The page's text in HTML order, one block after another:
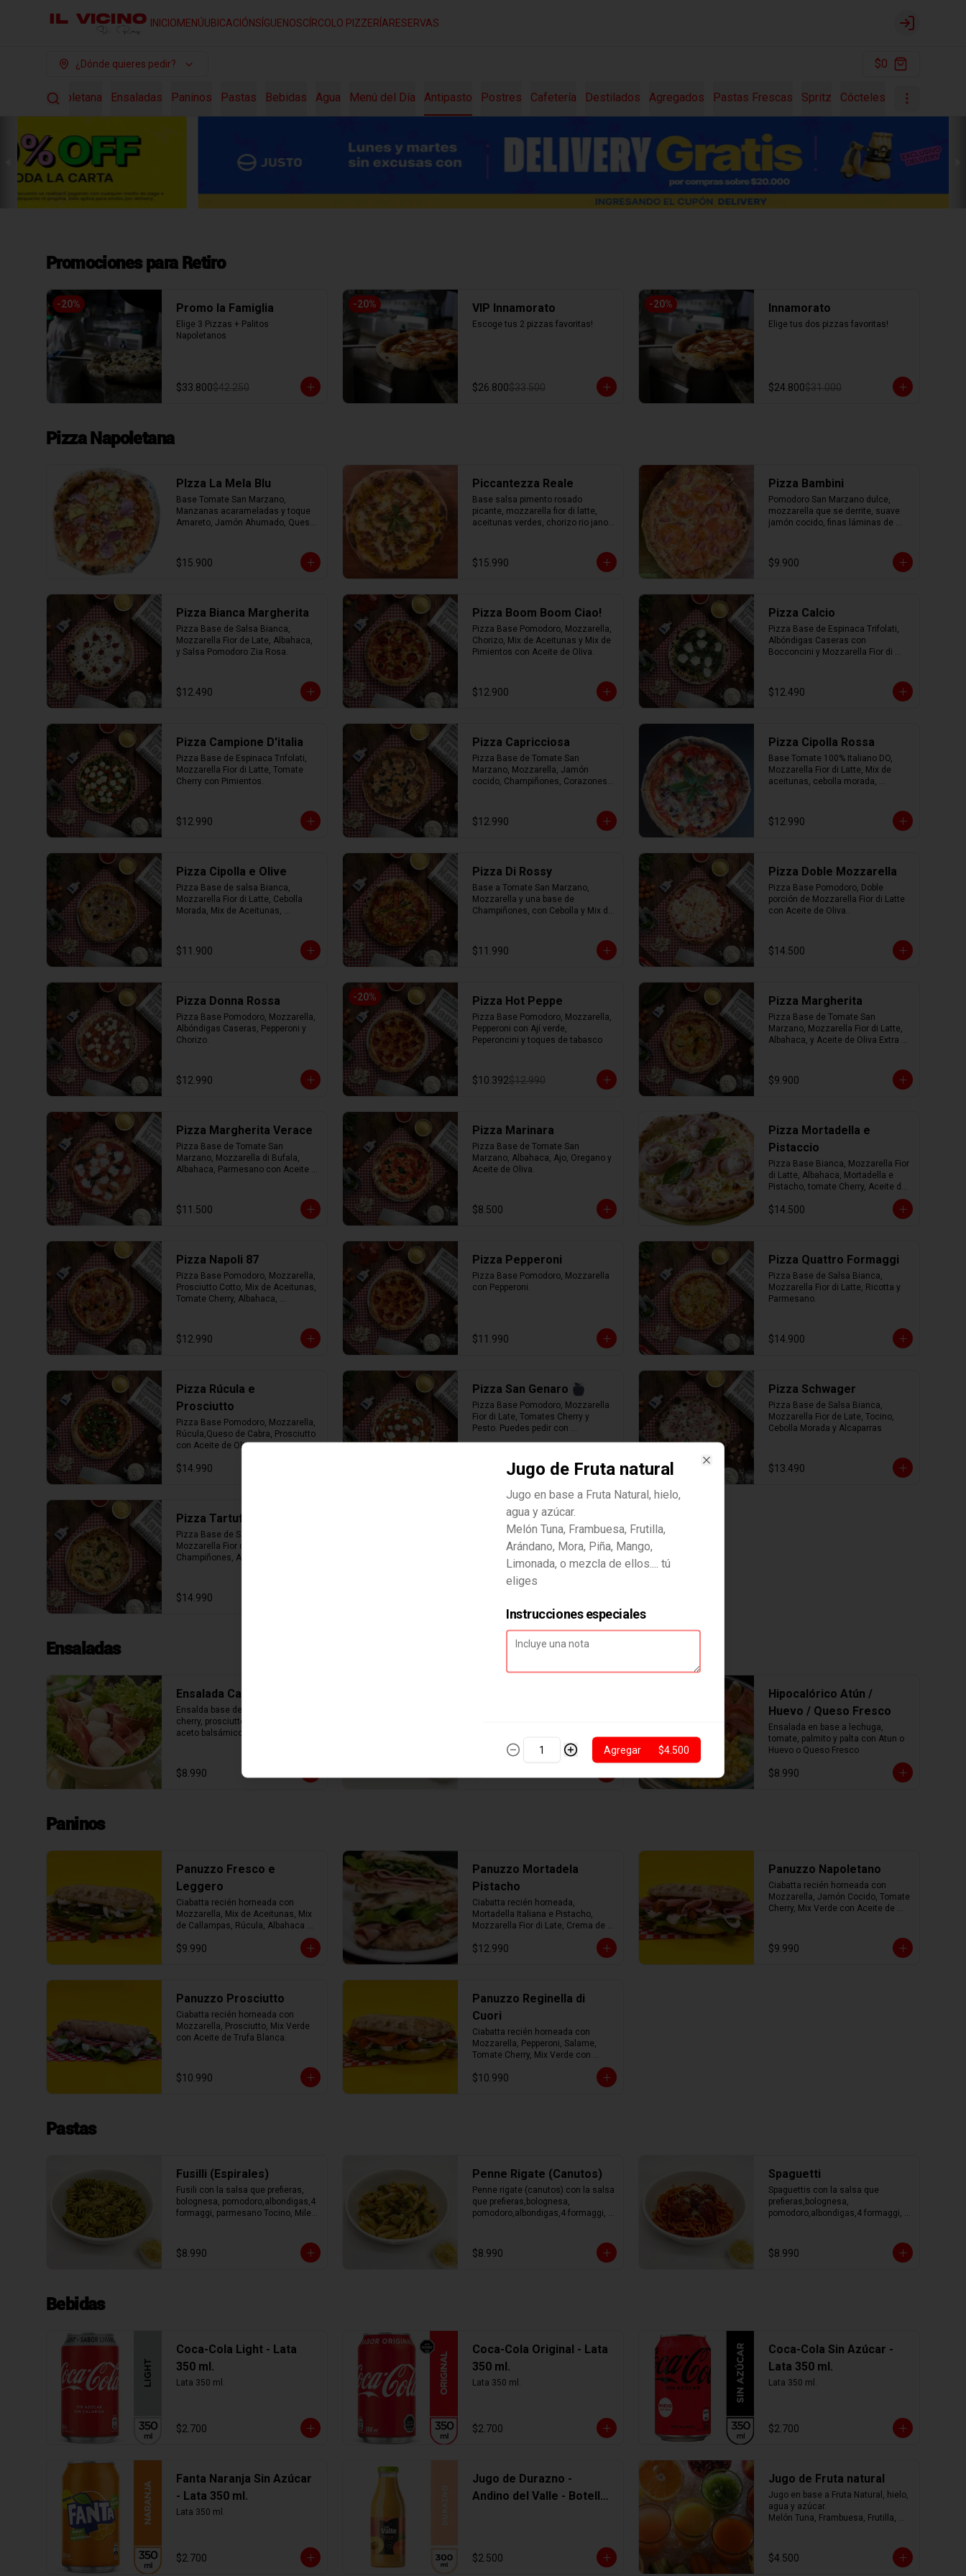
INICIOMENÚUBICACIÓNSÍGUENOSCÍRCOLO PIZZERÍARESERVAS
Login
¿Dónde quieres pedir? $0
Pizza Napoletana Ensaladas Paninos Pastas Bebidas Agua Menú del Día Antipasto Postres Cafetería Destilados Agregados Pastas Frescas Spritz Cócteles
Promociones para Retiro
-20% Promo la Famiglia
Elige 3 Pizzas + Palitos
Napoletanos
$33.800$42.250
-20% VIP Innamorato
Escoge tus 2 pizzas favoritas!
$26.800$33.500
-20% Innamorato
Elige tus dos pizzas favoritas!
$24.800$31.000
Pizza Napoletana
PIzza La Mela Blu
Base Tomate San Marzano,
Manzanas acarameladas y toque
Amareto, Jamón Ahumado, Queso
$15.900
Piccantezza Reale
Base salsa pimento rosado
picante, mozzarella fior di latte,
aceitunas verdes, chorizo rio jano,
$15.990
Pizza Bambini
Pomodoro San Marzano dulce,
mozzarella que se derrite, suave
jamón cocido, finas láminas de
$9.900
Pizza Bianca Margherita
Pizza Base de Salsa Bianca,
Mozzarella Fior de Late, Albahaca,
y Salsa Pomodoro Zia Rosa.
$12.490
Pizza Boom Boom Ciao!
Pizza Base Pomodoro, Mozzarella,
Chorizo, Mix de Aceitunas y Mix de
Pimientos con Aceite de Oliva.
$12.900
Pizza Calcio
Pizza Base de Espinaca Trifolati,
Albóndigas Caseras con
Bocconcini y Mozzarella Fior di
$12.490
Pizza Campione D'italia
Pizza Base de Espinaca Trifolati,
Mozzarella Fior di Latte, Tomate
Cherry con Pimientos.
$12.990
Pizza Capricciosa
Pizza Base de Tomate San
Marzano, Mozzarella, Jamón
cocido, Champiñones, Corazones
$12.990
Pizza Cipolla Rossa
Base Tomate 100% Italiano DO,
Mozzarella Fior di Latte, Mix de
aceitunas, cebolla morada,
$12.990
Pizza Cipolla e Olive
Pizza Base de salsa Bianca,
Mozzarella Fior di Latte, Cebolla
Morada, Mix de Aceitunas,
$11.900
Pizza Di Rossy
Base a Tomate San Marzano,
Mozzarella y una base de
Champiñones, con Cebolla y Mix de
$11.990
Pizza Doble Mozzarella
Pizza Base Pomodoro, Doble
porción de Mozzarella Fior di Latte
con Aceite de Oliva..
$14.500
Pizza Donna Rossa
Pizza Base Pomodoro, Mozzarella,
Albóndigas Caseras, Pepperoni y
Chorizo.
$12.990
-20% Pizza Hot Peppe
Pizza Base Pomodoro, Mozzarella,
Pepperoni con Ají verde,
Peperoncini y toques de tabasco
$10.392$12.990
Pizza Margherita
Pizza Base de Tomate San
Marzano, Mozzarella Fior di Latte,
Albahaca, y Aceite de Oliva Extra
$9.900
Pizza Margherita Verace
Pizza Base de Tomate San
Marzano, Mozzarella di Bufala,
Albahaca, Parmesano con Aceite
$11.500
Pizza Marinara
Pizza Base de Tomate San
Marzano, Albahaca, Ajo, Oregano y
Aceite de Oliva.
$8.500
Pizza Mortadella e
Pistaccio
Pizza Base Bianca, Mozzarella Fior
di Latte, Albahaca, Mortadella e
Pistacho, tomate Cherry, Aceite de
$14.500
Pizza Napoli 87
Pizza Base Pomodoro, Mozzarella,
Prosciutto Cotto, Mix de Aceitunas,
Tomate Cherry, Albahaca,
$12.990
Pizza Pepperoni
Pizza Base Pomodoro, Mozzarella
con Pepperoni.
$11.990
Pizza Quattro Formaggi
Pizza Base de Salsa Bianca,
Mozzarella Fior di Latte, Ricotta y
Parmesano.
$14.900
Pizza Rúcula e
Prosciutto
Pizza Base Pomodoro, Mozzarella,
Rúcula,Queso de Cabra, Prosciutto
con Aceite de Oliva.
$14.990
Pizza San Genaro
Pizza Base Pomodoro, Mozzarella
Fior di Late, Tomates Cherry y
Pesto. Puedes pedir con
mozzarella vegana
$12.990
Pizza Schwager
Pizza Base de Salsa Bianca,
Mozzarella Fior de Late, Tocino,
Cebolla Morada y Alcaparras
$13.490
Pizza Tartufo e Funghi
Pizza Base de Salsa Bianca,
Mozzarella Fior di Latte,
Champiñones, Albahaca,
$14.990
Quattro K
Base bianca mascarpone,
mozzarella fior di latte, ricotta,
parmigiano y queso azul.
Ensaladas
Ensalada Caprese
Ensalda base de lechuga, tomate
cherry, prosciutto, bocconcini y
aceto balsámico.
$8.990
Hipocalórico Atún /
Huevo / Queso Fresco
Ensalada en base a lechuga,
tomate, palmito y palta con Atun o
Huevo o Queso Fresco
$8.990
Paninos
Panuzzo Fresco e
Leggero
Ciabatta recién horneada con
Mozzarella, Mix de Aceitunas, Mix
de Callampas, Rúcula, Albahaca
$9.990
Panuzzo Mortadela
Pistacho
Ciabatta recién horneada,
Mortadella Italiana e Pistacho,
Mozzarella Fior di Late, Crema de
mozzarella fresca y mix verde con
AOEV
$12.990
Panuzzo Napoletano
Ciabatta recién horneada con
Mozzarella, Jamón Cocido, Tomate
Cherry, Mix Verde con Aceite de
$9.990
Panuzzo Prosciutto
Ciabatta recién horneada con
Mozzarella, Prosciutto, Mix Verde
con Aceite de Trufa Blanca.
$10.990
Panuzzo Reginella di
Cuori
Ciabatta recién horneada con
Mozzarella, Pepperoni, Salame,
Tomate Cherry, Mix Verde con
$10.990
Pastas
Fusilli (Espirales)
Fusili con la salsa que prefieras,
bolognesa, pomodoro,albondigas,4
formaggi, parmesano Tocino, Mile
$8.990
Penne Rigate (Canutos)
Penne rigate (canutos) con la salsa
que prefieras,bolognesa,
pomodoro,albondigas,4 formaggi,
$8.990
Spaguetti
Spaguettis con la salsa que
prefieras,bolognesa,
pomodoro,albondigas,4 formaggi,
$8.990
Bebidas
Coca-Cola Light - Lata
350 ml.
Lata 350 ml.
$2.700
Coca-Cola Original - Lata
350 ml.
Lata 350 ml.
$2.700
Coca-Cola Sin Azúcar -
Lata 350 ml.
Lata 350 ml.
$2.700
Fanta Naranja Sin Azúcar
- Lata 350 ml.
Lata 350 ml.
$2.700
Jugo de Durazno -
Andino del Valle - Botella
$2.500
Jugo de Fruta natural
Jugo en base a Fruta Natural, hielo,
agua y azúcar.
Melón Tuna, Frambuesa, Frutilla,
eliges
$4.500
Jugo de Fruta natural
Jugo en base a Fruta Natural, hielo,
agua y azúcar.
Melón Tuna, Frambuesa, Frutilla,
Arándano, Mora, Piña, Mango,
Limonada, o mezcla de ellos.... tú
eliges
Instrucciones especiales
Agregar $4.500
Close